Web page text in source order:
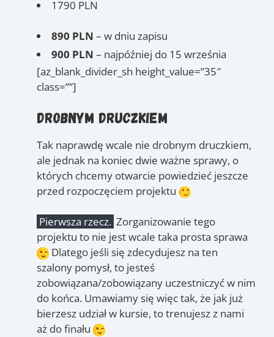
2.02(czw.) , 4.02
1790 PLN
890 PLN – w dniu zapisu
900 PLN – najpóźniej do 15 września
[az_blank_divider_sh height_value=”35″
class=””]
Drobnym druczkiem
Tak naprawdę wcale nie drobnym druczkiem,
ale jednak na koniec dwie ważne sprawy, o
których chcemy otwarcie powiedzieć jeszcze
przed rozpoczęciem projektu
Pierwsza rzecz. Zorganizowanie tego
projektu to nie jest wcale taka prosta sprawa
Dlatego jeśli się zdecydujesz na ten
szalony pomysł, to jesteś
zobowiązana/zobowiązany uczestniczyć w nim
do końca. Umawiamy się więc tak, że jak już
bierzesz udział w kursie, to trenujesz z nami
aż do finału